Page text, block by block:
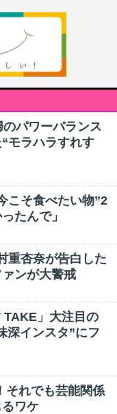
パワーバランス
モラハラすれす
こそ食べたい物”2
たんで」
重杏奈が告白した
ァンが大警戒
」大注目の
深インスタ”にフ
それでも芸能関係
ワケ